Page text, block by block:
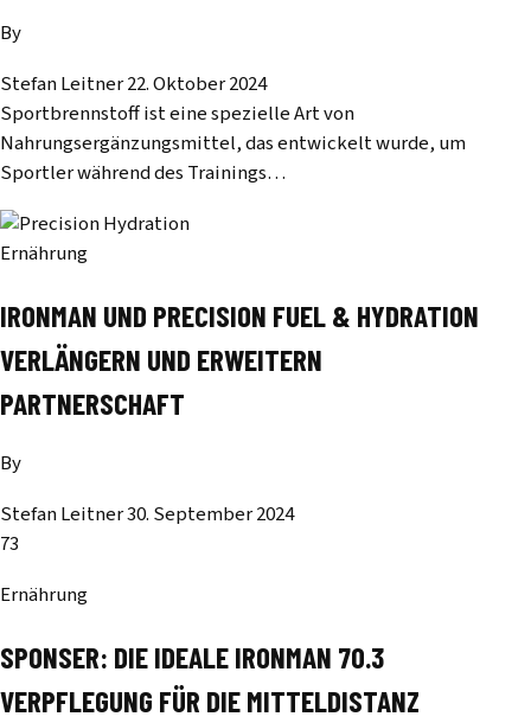
By
Stefan Leitner22. Oktober 2024
Sportbrennstoff ist eine spezielle Art von
Nahrungsergänzungsmittel, das entwickelt wurde, um
Sportler während des Trainings…
Ernährung
IRONMAN UND PRECISION FUEL & HYDRATION
VERLÄNGERN UND ERWEITERN
PARTNERSCHAFT
By
Stefan Leitner30. September 2024
73
Ernährung
SPONSER: DIE IDEALE IRONMAN 70.3
VERPFLEGUNG FÜR DIE MITTELDISTANZ